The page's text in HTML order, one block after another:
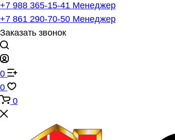
+7 988 365-15-41 Менеджер
+7 861 290-70-50 Менеджер
Заказать звонок
0
0
0